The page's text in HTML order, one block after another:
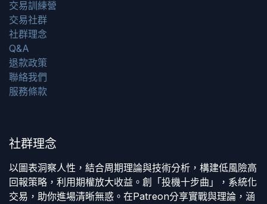
交易訓練營
交易社群
社群理念
Q&A
退款政策
聯絡我們
服務條款
社群理念
以圖表洞察人性，結合周期理論與技術分析，構建低風險高
回報策略，利用期權放大收益。創「投機十步曲」，系統化
交易，助你進場清晰無惑。在Patreon分享實戰與理論，涵